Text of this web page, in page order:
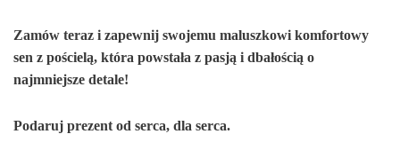
Zamów teraz i zapewnij swojemu maluszkowi komfortowy
sen z pościelą, która powstała z pasją i dbałością o
najmniejsze detale!
Podaruj prezent od serca, dla serca.